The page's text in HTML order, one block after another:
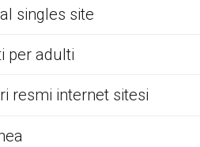
singles site
per adulti
resmi internet sitesi